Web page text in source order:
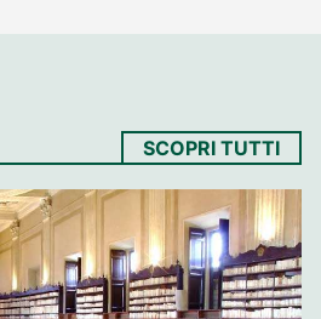
SCOPRI TUTTI